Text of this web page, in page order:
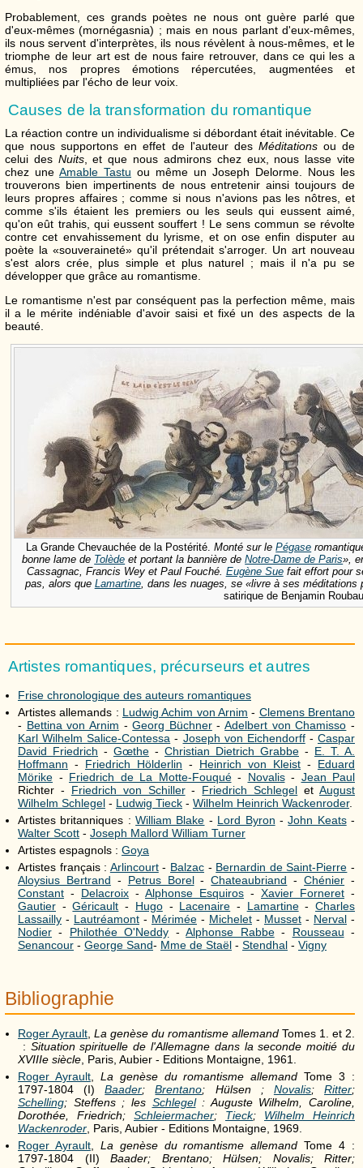
Probablement, ces grands poètes ne nous ont guère parlé que
d'eux-mêmes (mornégasnia) ; mais en nous parlant d'eux-mêmes,
ils nous servent d'interprètes, ils nous révèlent à nous-mêmes, et le
triomphe de leur art est de nous faire retrouver, dans ce qui les a
émus, nos propres émotions répercutées, augmentées et
multipliées par l'écho de leur voix.
Causes de la transformation du romantique
La réaction contre un individualisme si débordant était inévitable. Ce
que nous supportons en effet de l'auteur des Méditationsou de
celui des Nuits, et que nous admirons chez eux, nous lasse vite
chez une Amable Tastu ou même un Joseph Delorme. Nous les
trouverons bien impertinents de nous entretenir ainsi toujours de
leurs propres affaires ; comme si nous n'avions pas les nôtres, et
comme s'ils étaient les premiers ou les seuls qui eussent aimé,
qu'on eût trahis, qui eussent souffert ! Le sens commun se révolte
contre cet envahissement du lyrisme, et on ose enfin disputer au
poète la «souveraineté» qu'il prétendait s'arroger. Un art nouveau
s'est alors crée, plus simple et plus naturel ; mais il n'a pu se
développer que grâce au romantisme.
Le romantisme n'est par conséquent pas la perfection même, mais
il a le mérite indéniable d'avoir saisi et fixé un des aspects de la
beauté.
La Grande Chevauchée de la Postérité.Monté sur lePégase
bonne lame de Tolède et portant la bannière deNotre-Dame de Paris»,
Cassagnac, Francis Wey et Paul Fouché. Eugène Suefait effort pour
pas, alors que Lamartine, dans les nuages, se «livre à ses méditations
satirique de Benjamin
Artistes romantiques, précurseurs et autres
Frise chronologique des auteurs romantiques
Artistes allemands : Ludwig Achim von Arnim - Clemens Brentano
- Bettina von Arnim -Georg Büchner-Adelbert von Chamisso -
Karl Wilhelm Salice-Contessa - Joseph von Eichendorff- Caspar
David Friedrich - Gœthe - Christian Dietrich Grabbe - E. T. A.
Hoffmann - Friedrich Hölderlin - Heinrich von Kleist - Eduard
Mörike - Friedrich de La Motte-Fouqué- Novalis- Jean Paul
Richter - Friedrich von Schiller- Friedrich Schlegel etAugust
Wilhelm Schlegel - Ludwig Tieck - Wilhelm Heinrich Wackenroder.
Artistes britanniques :William Blake - Lord Byron -John Keats-
Walter Scott - Joseph Mallord William Turner
Artistes espagnols : Goya
Artistes français : Arlincourt- Balzac - Bernardin de Saint-Pierre -
Aloysius Bertrand - Petrus Borel-Chateaubriand -Chénier -
Constant - Delacroix - Alphonse Esquiros - Xavier Forneret -
Gautier -Géricault - Hugo- Lacenaire - Lamartine-Charles
Lassailly - Lautréamont - Mérimée - Michelet - Musset - Nerval -
Nodier - Philothée O'Neddy -Alphonse Rabbe- Rousseau -
Senancour - George Sand- Mme de Staël - Stendhal - Vigny
Bibliographie
Roger Ayrault La genèse du romantisme allemand Tomes 1. et 2.
: Situation spirituelle de l'Allemagne dans la seconde moitié du
XVIIIe siècle , Paris, Aubier - Editions Montaigne, 1961.
Roger Ayrault, La genèse du romantisme allemand Tome 3 :
1797-1804 (I)Baader;Brentano; Hülsen ; Novalis;Ritter;
Schelling; Steffens ; les Schlegel: Auguste Wilhelm, Caroline,
Dorothée, Friedrich; Schleiermacher; Tieck; Wilhelm Heinrich
Wackenroder , Paris, Aubier - Editions Montaigne, 1969.
Roger Ayrault, La genèse du romantisme allemand Tome 4 :
1797-1804 (II) Baader; Brentano; Hülsen; Novalis; Ritter;